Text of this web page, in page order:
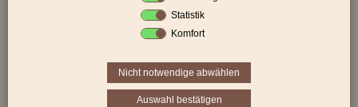
Sie befinden sich in folgender Kategorie:
Statistik
Komfort
Nicht notwendige abwählen
Auswahl bestätigen